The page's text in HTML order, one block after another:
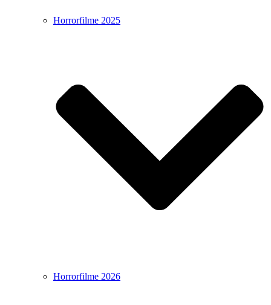
Horrorfilme 2025
Horrorfilme 2026